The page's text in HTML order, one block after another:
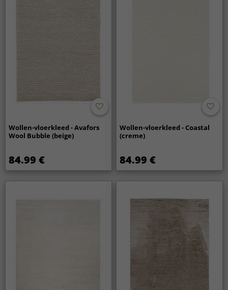
Wollen-vloerkleed - Avafors
Wool Bubble (beige)
84.99 €
Wollen-vloerkleed - Coastal
(creme)
84.99 €